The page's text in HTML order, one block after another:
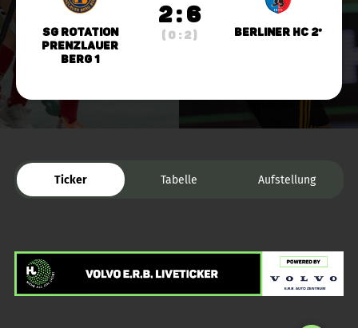
SG Rotation
Prenzlauer
Berg 1
2 : 6
( 0 : 2 ) Berliner HC 2*
Ticker Tabelle Aufstellung